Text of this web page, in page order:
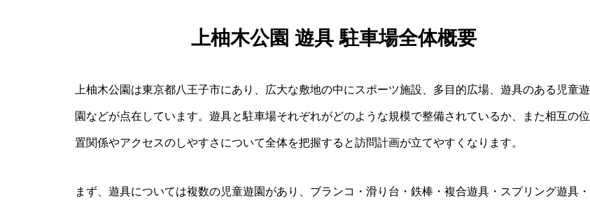
上柚木公園 遊具 駐車場全体概要
上柚木公園は東京都八王子市にあり、広大な敷地の中にスポーツ施設、多目的広場、遊具のある児童遊
園などが点在しています。遊具と駐車場それぞれがどのような規模で整備されているか、また相互の位
置関係やアクセスのしやすさについて全体を把握すると訪問計画が立てやすくなります。
まず、遊具については複数の児童遊園があり、ブランコ・滑り台・鉄棒・複合遊具・スプリング遊具・